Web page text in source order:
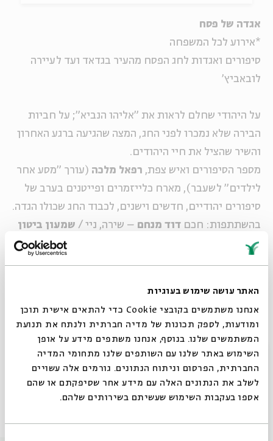
האתר עושה שימוש בעוגיות
אנחנו משתמשים בקובצי Cookie כדי להתאים אישית תוכן
ומודעות, לספק תכונות של מדיה חברתית ולנתח את תנועת
המשתמשים שלנו. בנוסף, אנחנו משתפים מידע על אופן
השימוש באתר שלנו עם השותפים שלנו מתחומי המדיה
החברתית, הפרסום וניתוח הנתונים. גורמים אלה עשויים
לשלב את הנתונים האלה עם מידע אחר שסיפקתם או שהם
אספו בעקבות השימוש שעשיתם בשירותים שלהם.
אגדה של פסח
*אירוע לכל המשפחה
סיפורים ואגדות לחג הפסח מהעיר בגדאד ועד לעיירה
לובאביץ'
על היהודי שחלם לראות את "אליהו הנביא"; על חביות
הבירה שלא נמכרו לפני החג, המצה שהגיעה ברגע האחרון
והשיר שהציל את חיי היהודים.
מספר הסיפורים ואיש צפת, רפאל מלכה (עורך "מסע אחר
לילדים" לשעבר), מארח כלייזמרים ופייטנים בערב של
סיפורים יהודיים, חדשים וישנים, לכבוד החג שכולו הגדה.
בהשתתפות: חכם דוד מנחם – שירה, ניי / שמעון ביטון
– קלידים /
– קלרינט, גיטרה, שירה /
לרכוש כרטיסים לילדים דרך האתר.
סגור